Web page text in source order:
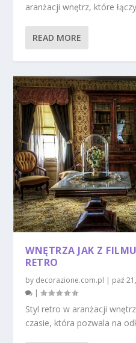
aranżacji wnętrz, które
READ MORE
WNĘTRZA JAK Z
RETRO
by decorazione.com.pl | paź
|
Styl retro w aranżacji
czasie, która pozwala na